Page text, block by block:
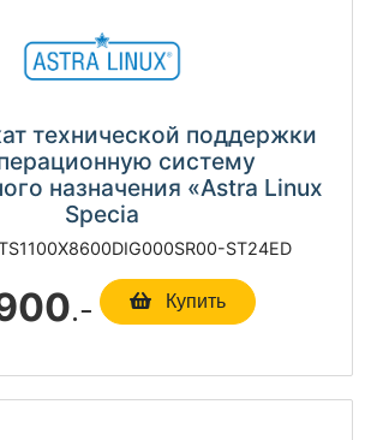
технической поддержки
систему
назначения «Astra Linux
Specia
ST24ED
.- Купить